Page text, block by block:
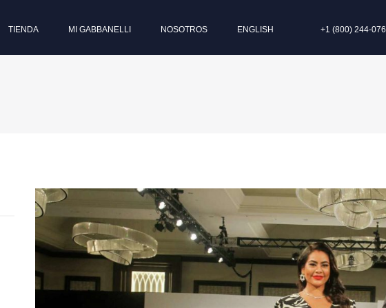
TIENDA MI GABBANELLI NOSOTROS ENGLISH +1 (800) 244-